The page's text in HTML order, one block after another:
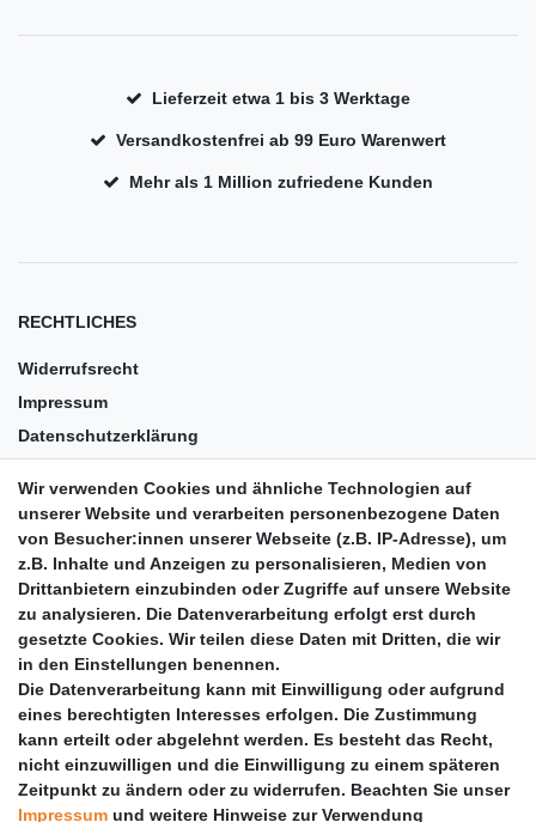
Lieferzeit etwa 1 bis 3 Werktage
Versandkostenfrei ab 99 Euro Warenwert
Mehr als 1 Million zufriedene Kunden
RECHTLICHES
Widerrufsrecht
Impressum
Datenschutzerklärung
Barrierefreiheit
Anleitungen
Vertrag widerrufen
PARTNER
DHL
GLS
PaketPLUS
Wir verwenden Cookies und ähnliche Technologien auf
unserer Website und verarbeiten personenbezogene Daten
von Besucher:innen unserer Webseite (z.B. IP-Adresse), um
z.B. Inhalte und Anzeigen zu personalisieren, Medien von
Drittanbietern einzubinden oder Zugriffe auf unsere Website
zu analysieren. Die Datenverarbeitung erfolgt erst durch
gesetzte Cookies. Wir teilen diese Daten mit Dritten, die wir
in den Einstellungen benennen.
Die Datenverarbeitung kann mit Einwilligung oder aufgrund
eines berechtigten Interesses erfolgen. Die Zustimmung
kann erteilt oder abgelehnt werden. Es besteht das Recht,
nicht einzuwilligen und die Einwilligung zu einem späteren
Zeitpunkt zu ändern oder zu widerrufen. Beachten Sie unser
Impressum und weitere Hinweise zur Verwendung